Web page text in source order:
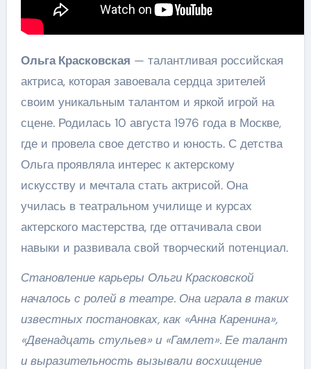
Ольга Красковская — талантливая российская
актриса, которая завоевала сердца зрителей
своим уникальным талантом и яркой игрой на
сцене. Родилась 10 августа 1976 года в Москве,
где и провела свое детство и юность. С детства
Ольга проявляла интерес к актерскому
искусству и мечтала стать актрисой. Она
училась в театральном училище и курсах
актерского мастерства, где оттачивала свои
навыки и развивала свой творческий потенциал.
Становление карьеры Ольги Красковской
началось с ролей в театре. Она играла в таких
известных постановках, как «Анна Каренина»,
«Двенадцать стульев» и «Гамлет». Ее талант
и выразительность вызывали восхищение